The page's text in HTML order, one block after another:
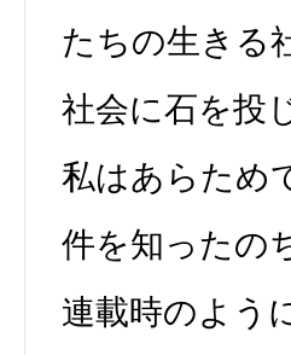
たちの生きる
社会に石を投
私はあらため
件を知ったの
連載時のよう